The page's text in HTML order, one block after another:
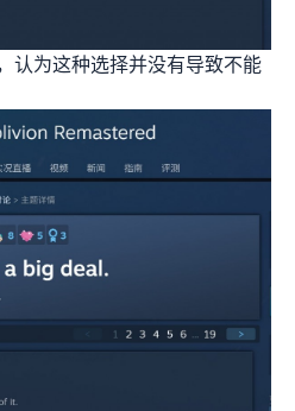
认为这种选择并没有导致不能